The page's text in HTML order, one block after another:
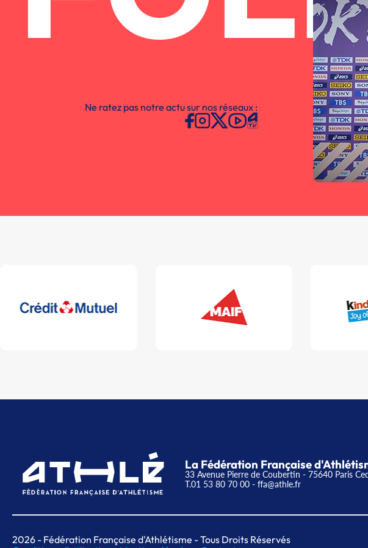
Ne ratez pas notre actu sur nos réseaux :
La Fédération Française
33 Avenue Pierre de Coubertin - 75640 Paris
T.01 53 80 70 00 - ffa@athle.fr
2026 - Fédération Française d'Athlétisme - Tous Droits Réservés